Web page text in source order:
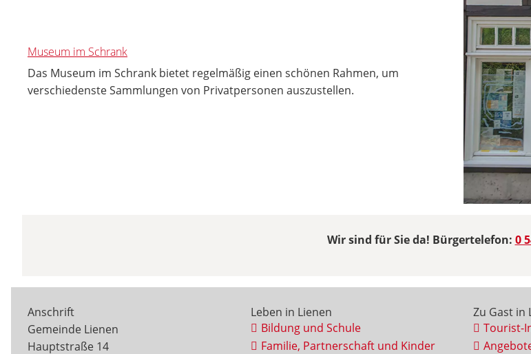
Museum im Schrank
Das Museum im Schrank bietet regelmäßig einen schönen Rahmen, um
verschiedenste Sammlungen von Privatpersonen auszustellen.
Wir sind für Sie da! Bürgertelefon: 0
Anschrift
Gemeinde Lienen
Hauptstraße 14
Leben in Lienen
Bildung und Schule
Familie, Partnerschaft und Kinder
Zu Gast in
Tourist-